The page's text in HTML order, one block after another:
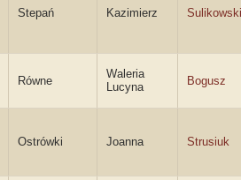
Stepań Kazimierz Sulikowski
Równe
Waleria
Lucyna
Bogusz
Ostrówki Joanna Strusiuk